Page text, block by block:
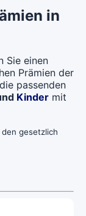
in
Sie einen
Prämien der
passenden
Kinder mit
gesetzlich